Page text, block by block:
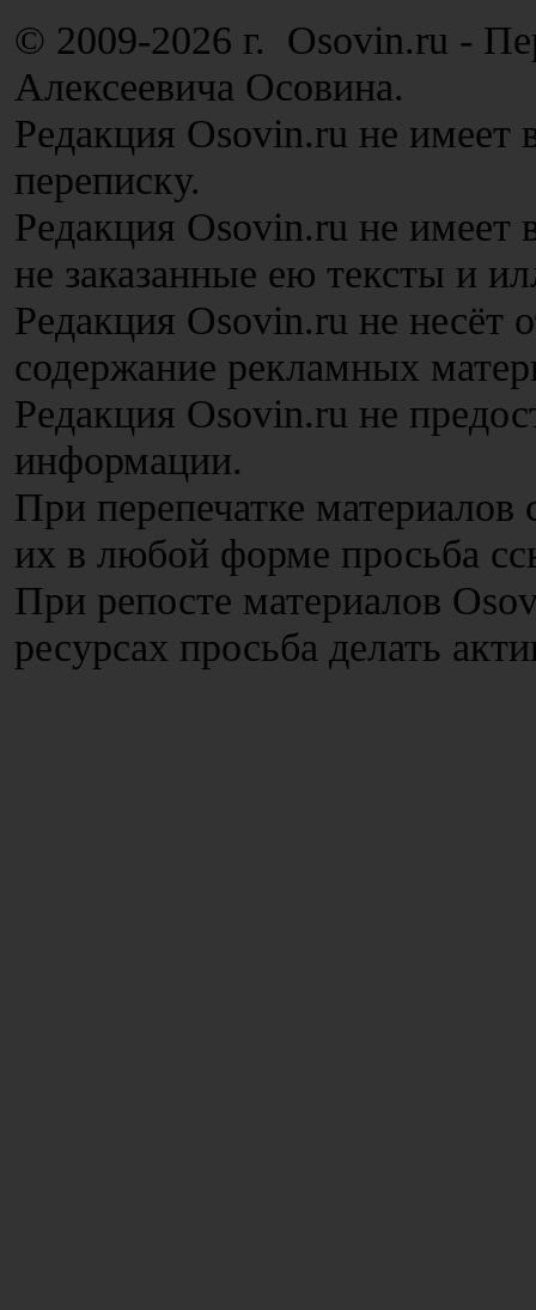
© 2009-2026 г. Osovin.ru -
Алексеевича Осовина.
Редакция Osovin.ru не имеет
переписку.
Редакция Osovin.ru не имеет
не заказанные ею тексты и
Редакция Osovin.ru не несёт
содержание рекламных
Редакция Osovin.ru не
информации.
При перепечатке
их в любой форме просьба
При репосте материалов
ресурсах просьба делать